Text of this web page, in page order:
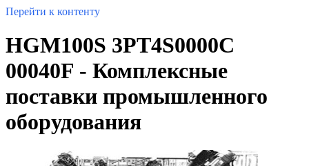
Перейти к контенту
HGM100S 3PT4S0000C
00040F - Комплексные
поставки промышленного
оборудования